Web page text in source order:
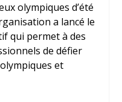
olympiques d’été
a lancé le
qui permet à des
de défier
et